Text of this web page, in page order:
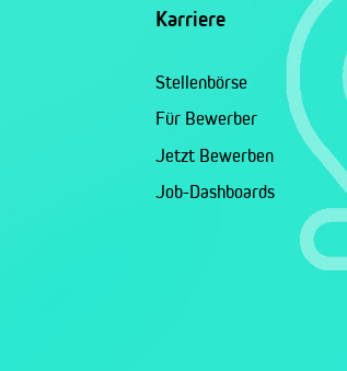
Karriere
Stellenbörse
Für Bewerber
Jetzt Bewerben
Job-Dashboards